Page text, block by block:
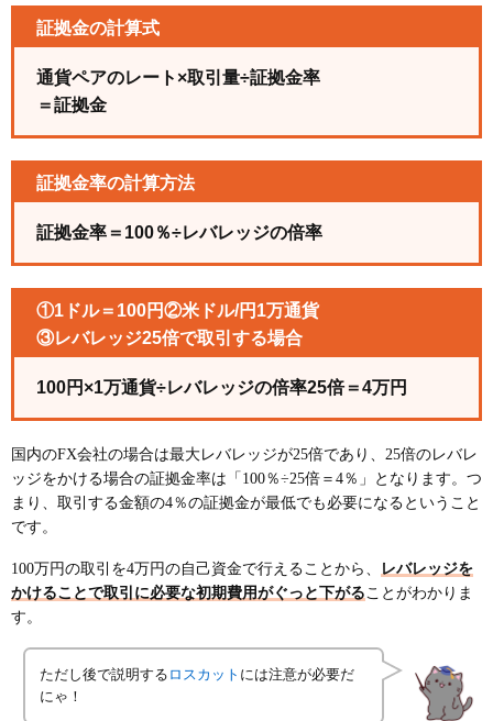
証拠金の計算式
通貨ペアのレート×取引量÷証拠金率
＝証拠金
証拠金率の計算方法
証拠金率＝100％÷レバレッジの倍率
①1ドル＝100円②米ドル/円1万通貨
③レバレッジ25倍で取引する場合
100円×1万通貨÷レバレッジの倍率25倍＝4万円
国内のFX会社の場合は最大レバレッジが25倍であり、25倍のレバレ
ッジをかける場合の証拠金率は「100％÷25倍＝4％」となります。つ
まり、取引する金額の4％の証拠金が最低でも必要になるということ
です。
100万円の取引を4万円の自己資金で行えることから、
レバレッジを
かけることで取引に必要な初期費用がぐっと下がる ことがわかりま
す。
ただし後で説明する ロスカット には注意が必要だ
にゃ！